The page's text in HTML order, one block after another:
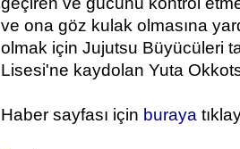
ve ona göz kulak olmasına
olmak için Jujutsu Büyücüleri
Lisesi'ne kaydolan Yuta
Haber sayfası için buraya